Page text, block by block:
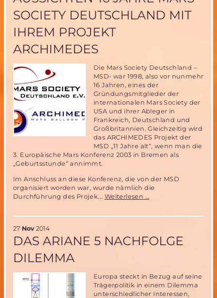
SOCIETY DEUTSCHLAND MIT
IHREM PROJEKT
ARCHIMEDES
Die Mars Society Deutschland –
MSD- war 1998, also vor nunmehr
16 Jahren, eines der
Gründungsmitglieder der
internationalen Mars Society der
USA und ihrer Ableger in
Frankreich, Deutschland und
Großbritannien. Gleichzeitig wird
das ARCHIMEDES Projekt der
MSD „11 Jahre alt“, wenn man die
3. Europäische Mars Konferenz 2003 in Bremen als
„Geburtsstunde“ annimmt.
Im Anschluss an diese Konferenz, die von der MSD
organisiert worden war, wurde nämlich die
Durchführung des Projek... Weiterlesen …
Mars
ihrem
Projekt
ARCHIMEDES
27 Nov 2014
DAS ARIANE 5 NACHFOLGE
DILEMMA
Europa steckt in Bezug auf seine
Trägerpolitik in einem Dilemma
unterschiedlicher Interessen,